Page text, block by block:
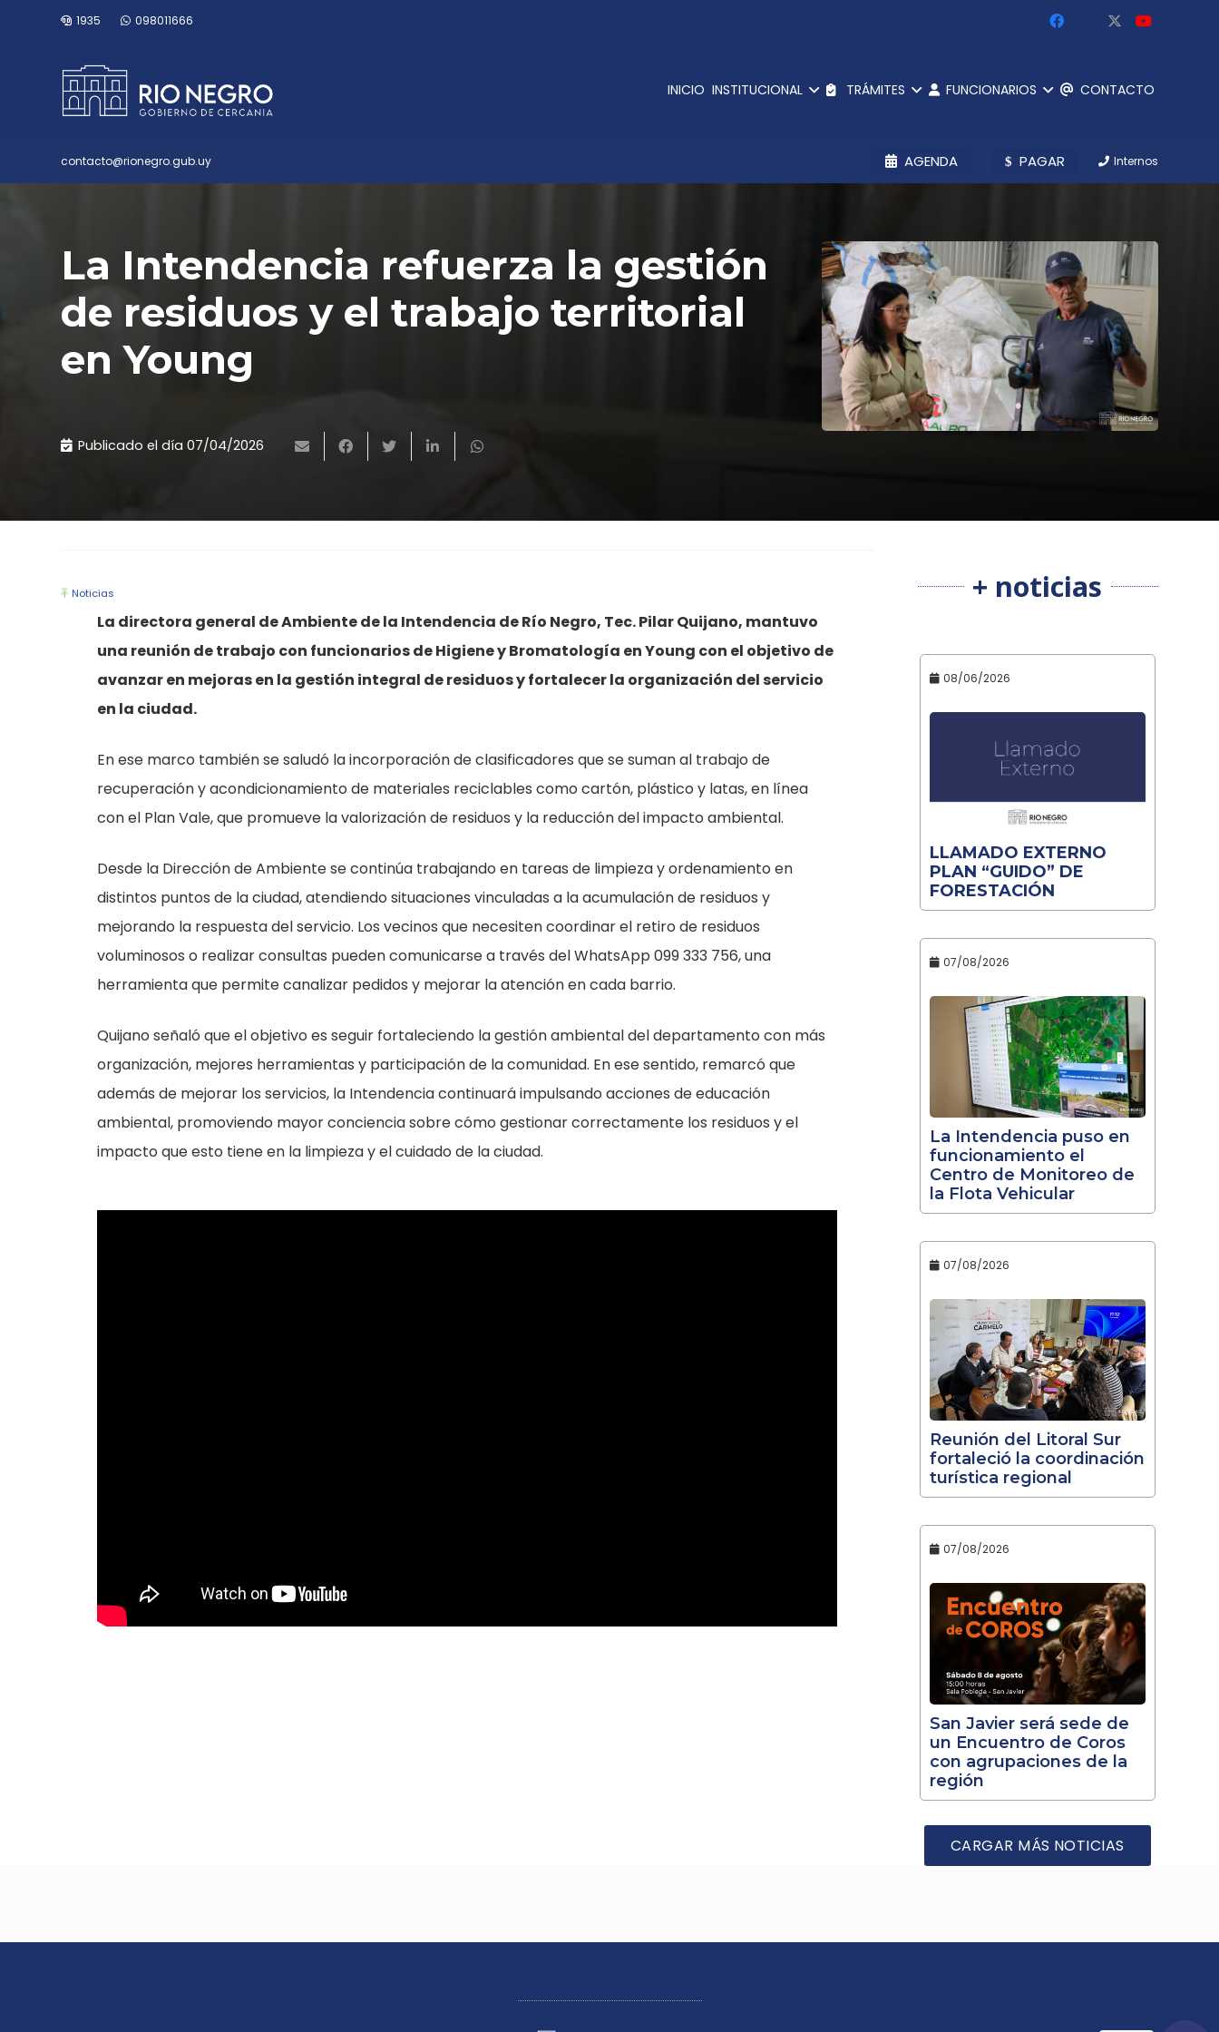
1935 098011666
INICIO INSTITUCIONAL TRÁMITES FUNCIONARIOS CONTACTO
contacto@rionegro.gub.uy AGENDA PAGAR Internos
La Intendencia refuerza la gestión
de residuos y el trabajo territorial
en Young
Publicado el día 07/04/2026
Noticias
La directora general de Ambiente de la Intendencia de Río Negro, Tec. Pilar Quijano, mantuvo
una reunión de trabajo con funcionarios de Higiene y Bromatología en Young con el objetivo de
avanzar en mejoras en la gestión integral de residuos y fortalecer la organización del servicio
en la ciudad.
En ese marco también se saludó la incorporación de clasificadores que se suman al trabajo de
recuperación y acondicionamiento de materiales reciclables como cartón, plástico y latas, en línea
con el Plan Vale, que promueve la valorización de residuos y la reducción del impacto ambiental.
Desde la Dirección de Ambiente se continúa trabajando en tareas de limpieza y ordenamiento en
distintos puntos de la ciudad, atendiendo situaciones vinculadas a la acumulación de residuos y
mejorando la respuesta del servicio. Los vecinos que necesiten coordinar el retiro de residuos
voluminosos o realizar consultas pueden comunicarse a través del WhatsApp 099 333 756, una
herramienta que permite canalizar pedidos y mejorar la atención en cada barrio.
Quijano señaló que el objetivo es seguir fortaleciendo la gestión ambiental del departamento con más
organización, mejores herramientas y participación de la comunidad. En ese sentido, remarcó que
además de mejorar los servicios, la Intendencia continuará impulsando acciones de educación
ambiental, promoviendo mayor conciencia sobre cómo gestionar correctamente los residuos y el
impacto que esto tiene en la limpieza y el cuidado de la ciudad.
+ noticias
08/06/2026
LLAMADO EXTERNO
PLAN “GUIDO” DE
FORESTACIÓN
07/08/2026
La Intendencia puso en
funcionamiento el
Centro de Monitoreo de
la Flota Vehicular
07/08/2026
Reunión del Litoral Sur
fortaleció la coordinación
turística regional
07/08/2026
San Javier será sede de
un Encuentro de Coros
con agrupaciones de la
región
CARGAR MÁS NOTICIAS